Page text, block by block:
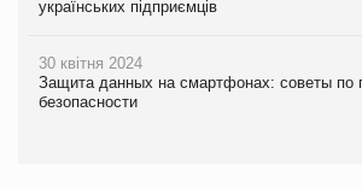
українських підприємців
30 квітня 2024
Защита данных на смартфонах: советы
безопасности